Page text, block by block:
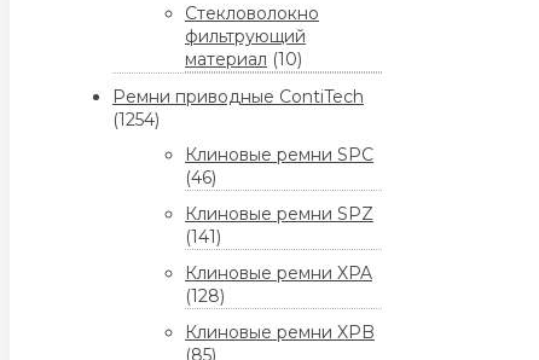
Стекловолокно
фильтрующий
материал (10)
Ремни приводные ContiTech
(1254)
Клиновые ремни SPC
(46)
Клиновые ремни SPZ
(141)
Клиновые ремни XPA
(128)
Клиновые ремни XPB
(85)